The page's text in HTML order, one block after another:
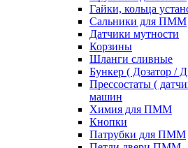
Гайки, кольца
Сальники для ПММ
Датчики мутности
Корзины
Шланги сливные
Бункер ( Дозатор /
Прессостаты (
машин
Химия для ПММ
Кнопки
Патрубки для ПММ